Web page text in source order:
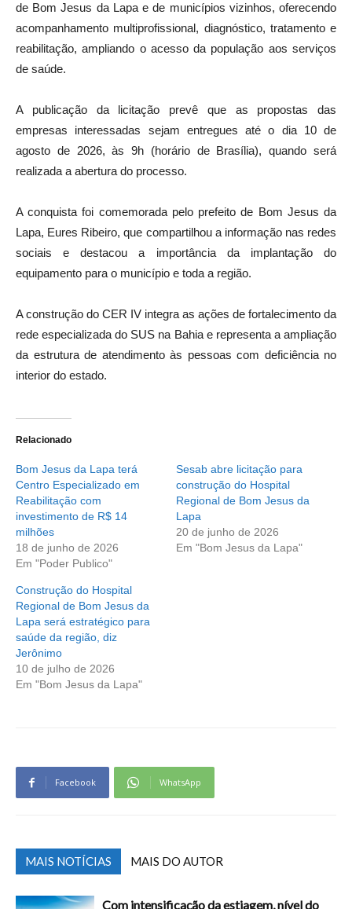
de Bom Jesus da Lapa e de municípios vizinhos, oferecendo
acompanhamento multiprofissional, diagnóstico, tratamento e
reabilitação, ampliando o acesso da população aos serviços
de saúde.
A publicação da licitação prevê que as propostas das
empresas interessadas sejam entregues até o dia 10 de
agosto de 2026, às 9h (horário de Brasília), quando será
realizada a abertura do processo.
A conquista foi comemorada pelo prefeito de Bom Jesus da
Lapa, Eures Ribeiro, que compartilhou a informação nas redes
sociais e destacou a importância da implantação do
equipamento para o município e toda a região.
A construção do CER IV integra as ações de fortalecimento da
rede especializada do SUS na Bahia e representa a ampliação
da estrutura de atendimento às pessoas com deficiência no
interior do estado.
Relacionado
Bom Jesus da Lapa terá
Centro Especializado em
Reabilitação com
investimento de R$ 14
milhões
18 de junho de 2026
Em "Poder Publico"
Sesab abre licitação para
construção do Hospital
Regional de Bom Jesus da
Lapa
20 de junho de 2026
Em "Bom Jesus da Lapa"
Construção do Hospital
Regional de Bom Jesus da
Lapa será estratégico para
saúde da região, diz
Jerônimo
10 de julho de 2026
Em "Bom Jesus da Lapa"
Facebook WhatsApp
MAIS NOTÍCIAS MAIS DO AUTOR
Com intensificação da estiagem, nível do